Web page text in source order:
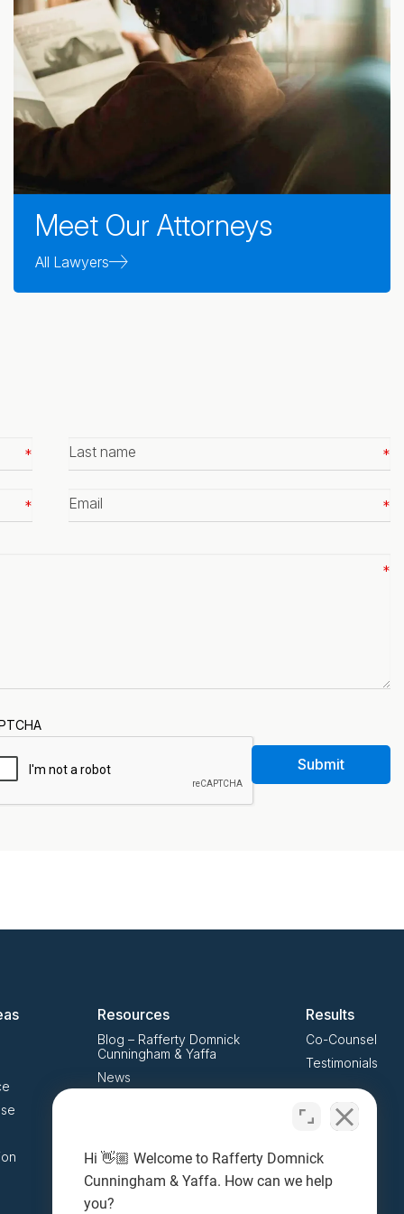
Meet Our Attorneys
All Lawyers
Last
name*
Email*
Submit
Resources
Blog – Rafferty Domnick
Cunningham & Yaffa
News
Client Reviews
Results
Co-Counsel
Testimonials
Hi 👋🏼 Welcome to Rafferty Domnick
Cunningham & Yaffa. How can we help
you?